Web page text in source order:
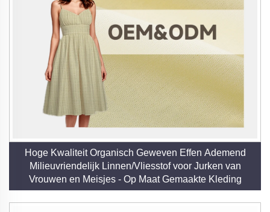
Hoge Kwaliteit Organisch Geweven Effen Ademend
Milieuvriendelijk Linnen/Vliesstof voor Jurken van
Vrouwen en Meisjes - Op Maat Gemaakte Kleding